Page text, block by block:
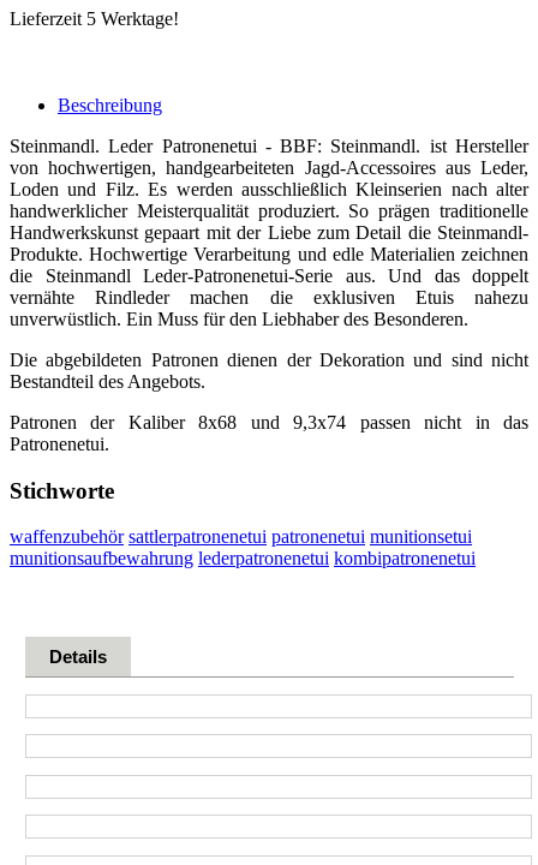
Lieferzeit 5 Werktage!
Details
Beschreibung
Steinmandl. Leder Patronenetui - BBF: Steinmandl. ist Hersteller
von hochwertigen, handgearbeiteten Jagd-Accessoires aus Leder,
Loden und Filz. Es werden ausschließlich Kleinserien nach alter
handwerklicher Meisterqualität produziert. So prägen traditionelle
Handwerkskunst gepaart mit der Liebe zum Detail die Steinmandl-
Produkte. Hochwertige Verarbeitung und edle Materialien zeichnen
die Steinmandl Leder-Patronenetui-Serie aus. Und das doppelt
vernähte Rindleder machen die exklusiven Etuis nahezu
unverwüstlich. Ein Muss für den Liebhaber des Besonderen.
Die abgebildeten Patronen dienen der Dekoration und sind nicht
Bestandteil des Angebots.
Patronen der Kaliber 8x68 und 9,3x74 passen nicht in das
Patronenetui.
Stichworte
waffenzubehör sattlerpatronenetui patronenetui munitionsetui
munitionsaufbewahrung lederpatronenetui kombipatronenetui